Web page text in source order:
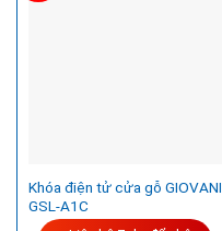
Khóa điện tử cửa gỗ GIOVANI
GSL-A1C